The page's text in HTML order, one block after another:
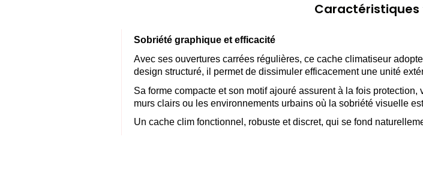
Caractéristiques
Sobriété graphique et efficacité
Avec ses ouvertures carrées régulières, ce cache climatiseur
design structuré, il permet de dissimuler efficacement une unité
Sa forme compacte et son motif ajouré assurent à la fois
murs clairs ou les environnements urbains où la sobriété visuelle
Un cache clim fonctionnel, robuste et discret, qui se fond